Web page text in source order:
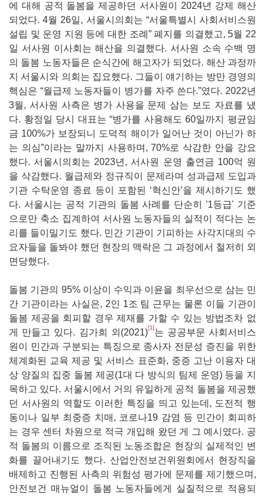
에 대해 공적 돌봄을 제공하던 서사원이 2024년 강제 해산
되었다. 4월 26일, 서울시의회는 “서울특별시 사회서비스원
설립 및 운영 지원 등에 대한 조례” 폐지를 의결했고, 5월 22
일 서사원 이사회는 해산을 의결했다. 서사원 소속 수백 명
의 돌봄 노동자들은 순식간에 해고자가 되었다. 해산 과정까
지 서울시와 의회는 집요했다. 그들이 얘기하는 방만 경영의
핵심은 “월급제 노동자들이 병가를 자주 쓴다.”였다. 2022년
3월, 서사원 사측은 병가 사용을 문제 삼는 보도 자료를 냈
다. 황정일 당시 대표는 “병가를 사용해도 60일까지 평균임
금 100%가 보장되니 도덕적 해이가 일어난 것이 아닌가 하
는 의심”이라는 말까지 사용하며, 70%로 삭감한 안을 강요
했다. 서울시의회는 2023년, 서사원 운영 출연금 100억 원
을 삭감했다. 월급제와 정규직이 문제라며 성과급제 도입과
기관 수탁운영 종료 등이 포함된 ‘혁신안’을 제시하기도 했
다. 서울시는 공적 기관의 돌봄 사례를 단순히 '1등급' 기준
으로만 축소 집계하여 서사원 노동자들의 실적이 적다는 논
리를 들이밀기도 했다. 민간 기관이 기피하는 사각지대의 수
요자들을 돌봐야 했던 현장의 맥락은 그 과정에서 철저히 외
면당했다.
돌봄 기관의 95% 이상이 수익과 이윤을 최우선으로 삼는 민
간 기관이라는 사실은, 2인 1조 팀 근무는 물론 이들 기관이
돌봄 제공을 회피할 경우 제재를 가할 수 있는 방법조차 없
게 만들고 있다. 김가희 외(2021)[1] 는 공공부문 사회서비스
원이 민간과 구분되는 특징으로 종사자 전문성 증진을 위한
체계화된 교육 제공 및 서비스 표준화, 중증 고난 이용자 대
상 양질의 집중 돌봄 제공(1대 다 방식의 팀제 운영) 등을 지
목하고 있다. 서울시에서 거의 유일하게 공적 돌봄을 제공했
던 서사원의 역할도 이러한 특징을 띄고 있는데, 도전적 행
동이나 일부 최중증 치매, 코로나19 감염 등 민간이 회피하
는 경우 센터 차원으로 적극 개입해 왔던 게 그 예시였다. 공
적 돌봄의 이름으로 조직된 노동조합은 현장의 실제적인 변
화를 끌어내기도 했다. 산업안전보건위원회에서 현장직을
배제하고 진행된 사측의 위험성 평가에 문제를 제기했으며,
안전보건 매뉴얼이 돌봄 노동자들에게 실질적으로 적용되